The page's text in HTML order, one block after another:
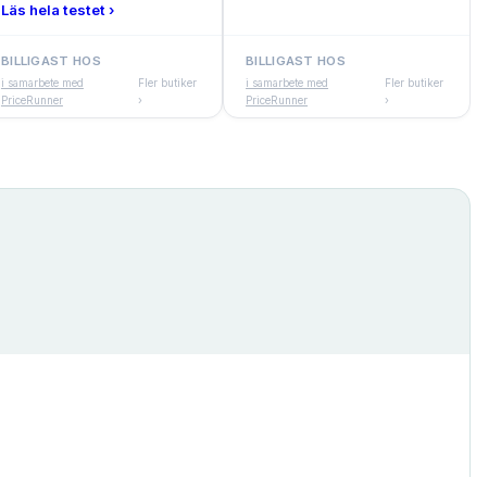
Läs hela testet ›
BILLIGAST HOS
i samarbete med
PriceRunner
Fler butiker
›
BILLIGAST HOS
i samarbete med
PriceRunner
Fler butiker
›